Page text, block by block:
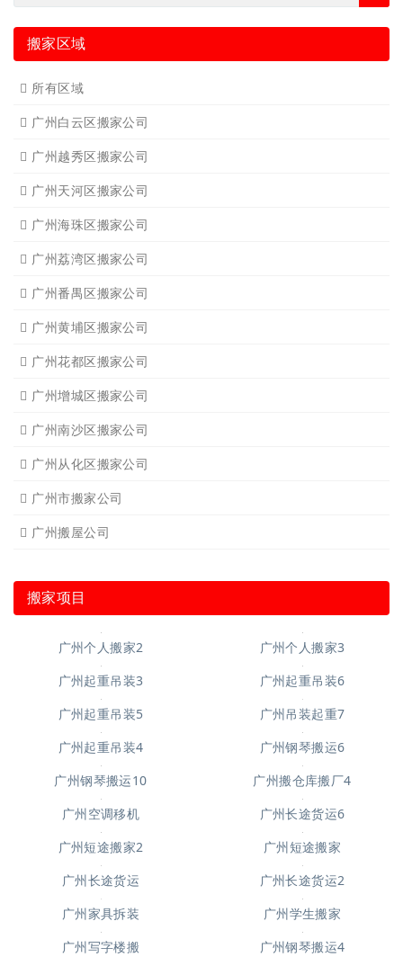
搬家区域
所有区域
广州白云区搬家公司
广州越秀区搬家公司
广州天河区搬家公司
广州海珠区搬家公司
广州荔湾区搬家公司
广州番禺区搬家公司
广州黄埔区搬家公司
广州花都区搬家公司
广州增城区搬家公司
广州南沙区搬家公司
广州从化区搬家公司
广州市搬家公司
广州搬屋公司
搬家项目
广州个人搬家2
广州个人搬家3
广州起重吊装3
广州起重吊装6
广州起重吊装5
广州吊装起重7
广州起重吊装4
广州钢琴搬运6
广州钢琴搬运10
广州搬仓库搬厂4
广州空调移机
广州长途货运6
广州短途搬家2
广州短途搬家
广州长途货运
广州长途货运2
广州家具拆装
广州学生搬家
广州写字楼搬
广州钢琴搬运4